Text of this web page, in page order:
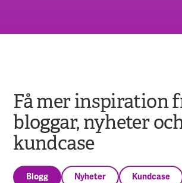
Få mer inspiration
bloggar, nyheter
kundcase
Blogg Nyheter Kundcase